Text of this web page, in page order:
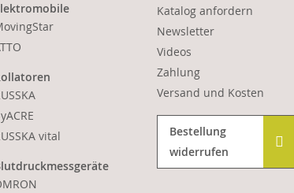
vital
Katalog anfordern
Newsletter
Videos
Zahlung
Versand und Kosten
Bestellung
widerrufen